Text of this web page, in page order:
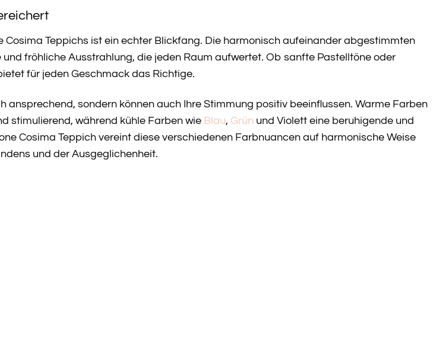
Cosima Teppichs ist ein echter Blickfang. Die harmonisch aufeinander abgestimmten
fröhliche Ausstrahlung, die jeden Raum aufwertet. Ob sanfte Pastelltöne oder
für jeden Geschmack das Richtige.
ansprechend, sondern können auch Ihre Stimmung positiv beeinflussen. Warme Farben
stimulierend, während kühle Farben wie Blau, Grün und Violett eine beruhigende und
Cosima Teppich vereint diese verschiedenen Farbnuancen auf harmonische Weise
und der Ausgeglichenheit.